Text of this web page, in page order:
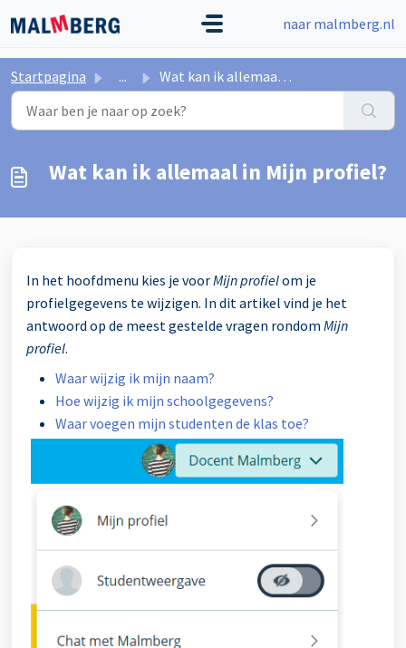
naar malmberg.nl
Startpagina ... Wat kan ik allemaal in Mijn profiel?
Wat kan ik allemaal in Mijn profiel?
In het hoofdmenu kies je voorMijn profielom je
profielgegevens te wijzigen. In dit artikel vind je het
antwoord op de meest gestelde vragen rondom Mijn
profiel.
Waar wijzig ik mijn naam?
Hoe wijzig ik mijn schoolgegevens?
Waar voegen mijn studenten de klas toe?